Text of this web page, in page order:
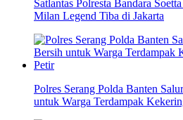
Satlantas Polresta Bandara
Milan Legend Tiba di Jakarta
Polres Serang Polda Banten
untuk Warga Terdampak